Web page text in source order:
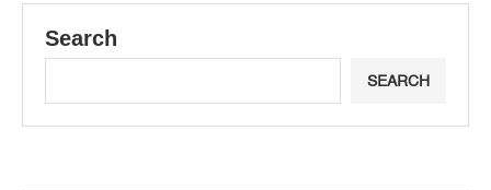
Search
SEARCH